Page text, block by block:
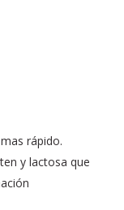
rápido.
y lactosa que